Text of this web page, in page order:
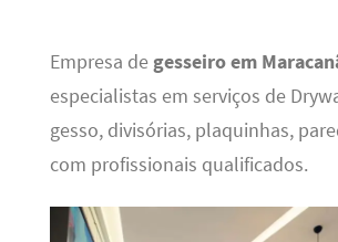
Empresa de gesseiro em
especialistas em serviços de
gesso, divisórias, plaquinhas,
com profissionais qualificados.